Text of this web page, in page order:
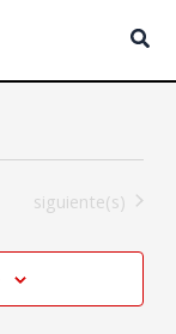
Eventos
siguiente(s)